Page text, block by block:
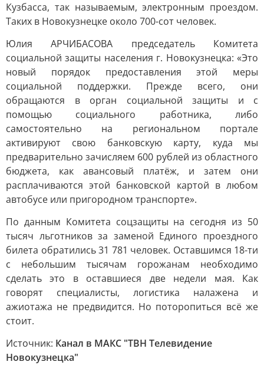
Кузбасса, так называемым, электронным проездом.
Таких в Новокузнецке около 700-сот человек.
Юлия АРЧИБАСОВА председатель Комитета
социальной защиты населения г. Новокузнецка: «Это
новый порядок предоставления этой меры
социальной поддержки. Прежде всего, они
обращаются в орган социальной защиты и с
помощью социального работника, либо
самостоятельно на региональном портале
активируют свою банковскую карту, куда мы
предварительно зачисляем 600 рублей из областного
бюджета, как авансовый платёж, и затем они
расплачиваются этой банковской картой в любом
автобусе или пригородном транспорте».
По данным Комитета соцзащиты на сегодня из 50
тысяч льготников за заменой Единого проездного
билета обратились 31 781 человек. Оставшимся 18-ти
с небольшим тысячам горожанам необходимо
сделать это в оставшиеся две недели мая. Как
говорят специалисты, логистика налажена и
ажиотажа не предвидится. Но поторопиться всё же
стоит.
Источник: Канал в МАКС "ТВН Телевидение
Новокузнецка"